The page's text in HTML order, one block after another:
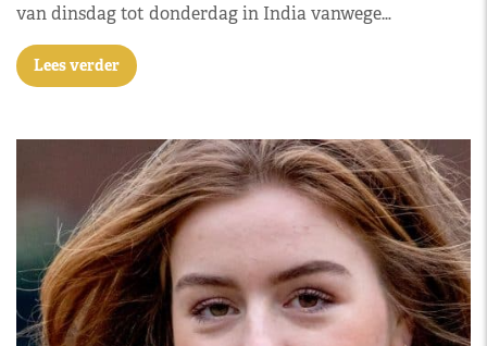
van dinsdag tot donderdag in India vanwege…
Lees verder